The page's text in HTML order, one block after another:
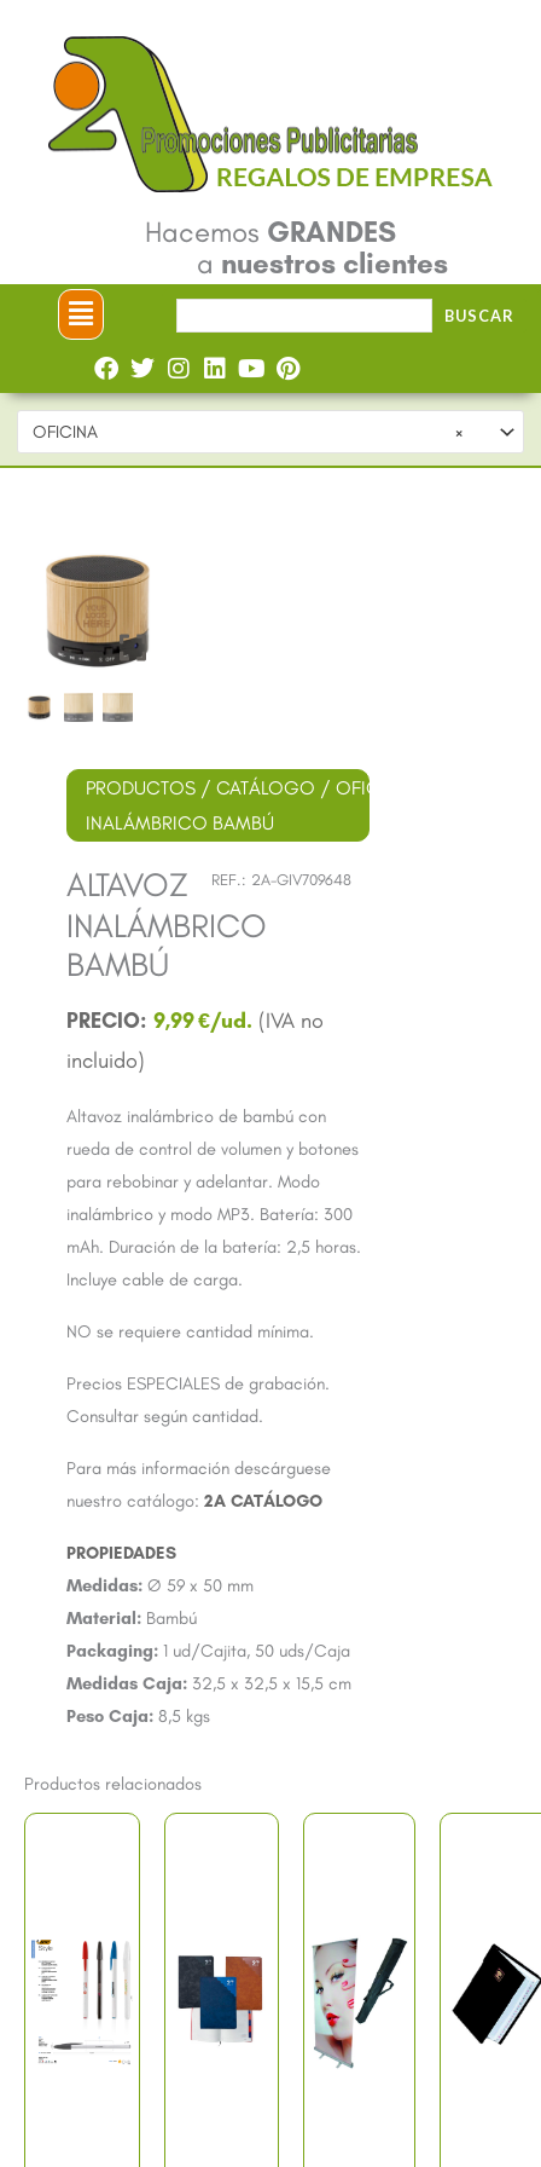
contenido
Hacemos GRANDES
a nuestros clientes
Menú BUSCAR
×
OFICINA
PRODUCTOS / CATÁLOGO / OFICINA
INALÁMBRICO BAMBÚ
REF.: 2A-GIV709648
ALTAVOZ
INALÁMBRICO
BAMBÚ
9,99€
Altavoz inalámbrico de bambú con
rueda de control de volumen y botones
para rebobinar y adelantar. Modo
inalámbrico y modo MP3. Batería: 300
mAh. Duración de la batería: 2,5 horas.
Incluye cable de carga.
NO se requiere cantidad mínima.
Precios ESPECIALES de grabación.
Consultar según cantidad.
Para más información descárguese
nuestro catálogo: 2A CATÁLOGO
Medidas: Ø 59 x 50 mm
Material: Bambú
Packaging: 1 ud/Cajita, 50 uds/Caja
Medidas Caja: 32,5 x 32,5 x 15,5 cm
Peso Caja: 8,5 kgs
Productos relacionados